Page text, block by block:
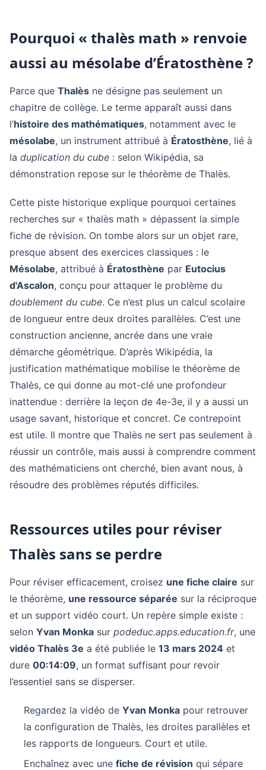
Pourquoi « thalès math » renvoie
aussi au mésolabe d’Ératosthène ?
Parce que Thalès ne désigne pas seulement un
chapitre de collège. Le terme apparaît aussi dans
l’histoire des mathématiques, notamment avec le
mésolabe, un instrument attribué à Ératosthène, lié à
la duplication du cube : selon Wikipédia, sa
démonstration repose sur le théorème de Thalès.
Cette piste historique explique pourquoi certaines
recherches sur « thalès math » dépassent la simple
fiche de révision. On tombe alors sur un objet rare,
presque absent des exercices classiques : le
Mésolabe, attribué à Ératosthène par Eutocius
d'Ascalon, conçu pour attaquer le problème du
doublement du cube. Ce n’est plus un calcul scolaire
de longueur entre deux droites parallèles. C’est une
construction ancienne, ancrée dans une vraie
démarche géométrique. D’après Wikipédia, la
justification mathématique mobilise le théorème de
Thalès, ce qui donne au mot-clé une profondeur
inattendue : derrière la leçon de 4e-3e, il y a aussi un
usage savant, historique et concret. Ce contrepoint
est utile. Il montre que Thalès ne sert pas seulement à
réussir un contrôle, mais aussi à comprendre comment
des mathématiciens ont cherché, bien avant nous, à
résoudre des problèmes réputés difficiles.
Ressources utiles pour réviser
Thalès sans se perdre
Pour réviser efficacement, croisez une fiche claire sur
le théorème, une ressource séparée sur la réciproque
et un support vidéo court. Un repère simple existe :
selon Yvan Monka sur podeduc.apps.education.fr, une
vidéo Thalès 3e a été publiée le 13 mars 2024 et
dure 00:14:09, un format suffisant pour revoir
l’essentiel sans se disperser.
Regardez la vidéo de Yvan Monka pour retrouver
la configuration de Thalès, les droites parallèles et
les rapports de longueurs. Court et utile.
Enchaînez avec une fiche de révision qui sépare